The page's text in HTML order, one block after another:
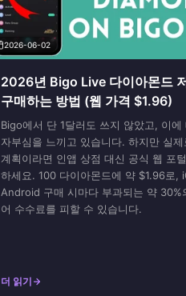
2026-06-02
2026년 Bigo Live 다이아몬드
구매하는 방법 (웹 가격 $1.96)
Bigo에서 단 1달러도 쓰지 않았고, 이에
자부심을 느끼고 있습니다. 하지만 실
계획이라면 인앱 상점 대신 공식 웹 포
하세요. 100 다이아몬드에 약 $1.96로,
Android 구매 시마다 부과되는 약 30%
어 수수료를 피할 수 있습니다.
더 읽기